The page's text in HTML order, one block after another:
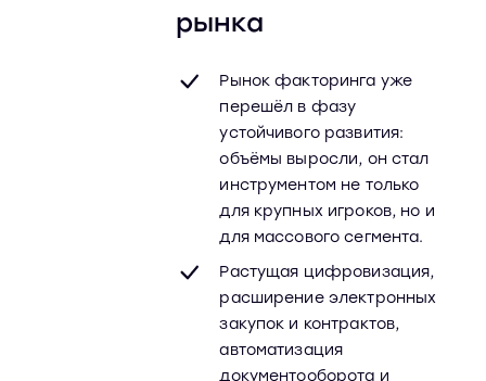
рынка
Рынок факторинга уже
перешёл в фазу
устойчивого развития:
объёмы выросли, он стал
инструментом не только
для крупных игроков, но и
для массового сегмента.
Растущая цифровизация,
расширение электронных
закупок и контрактов,
автоматизация
документооборота и